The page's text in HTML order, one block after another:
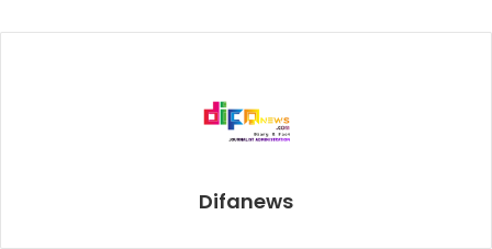
benar-benar dapat menggambarkan dan mewakili
Mereka adalah Irsan, designer yang bertindak sebagai
Difanews